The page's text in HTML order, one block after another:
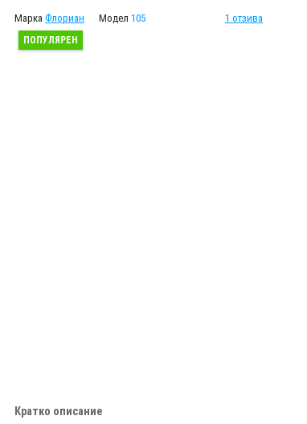
Марка Флориан Модел 105 1 отзива
ПОПУЛЯРЕН
Кратко описание